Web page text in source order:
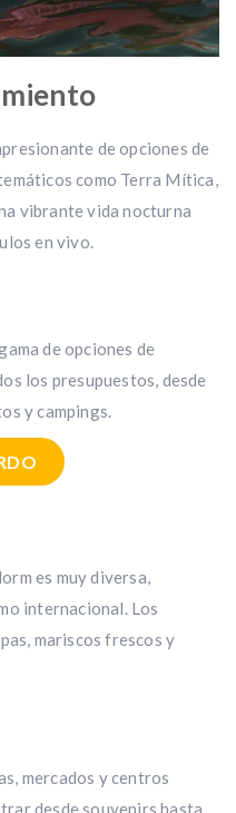
de opciones de
como Terra Mítica,
vibrante vida nocturna
en vivo.
de opciones de
los presupuestos, desde
y campings.
es muy diversa,
internacional. Los
mariscos frescos y
mercados y centros
desde souvenirs hasta